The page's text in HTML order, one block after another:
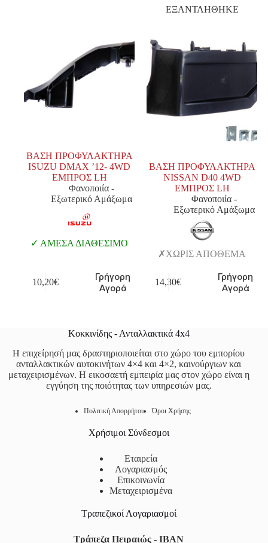
ΒΑΣΗ ΠΡΟΦΥΛΑΚΤΗΡΑ
ISUZU DMAX ’12- 4WD
ΕΜΠΡΟΣ LH
Φανοποιία -
Εξωτερικό Αμάξωμα
ΑΜΕΣΑ ΔΙΑΘΕΣΙΜΟ
10,20€
Γρήγορη
Αγορά
ΕΞΑΝΤΛΗΘΗΚΕ
ΒΑΣΗ ΠΡΟΦΥΛΑΚΤΗΡΑ
NISSAN D40 4WD
ΕΜΠΡΟΣ LH
Φανοποιία -
Εξωτερικό Αμάξωμα
ΧΩΡΙΣ ΑΠΟΘΕΜΑ
14,30€
Γρήγορη
Αγορά
Κοκκινίδης - Ανταλλακτικά 4x4
Η επιχείρησή μας δραστηριοποιείται στο χώρο του εμπορίου
ανταλλακτικών αυτοκινήτων 4×4 και 4×2, καινούργιων και
μεταχειρισμένων. Η εικοσαετή εμπειρία μας στον χώρο είναι η
εγγύηση της ποιότητας των υπηρεσιών μας.
Πολιτική Απορρήτου Όροι Χρήσης
Χρήσιμοι Σύνδεσμοι
Εταιρεία
Λογαριασμός
Επικοινωνία
Μεταχειρισμένα
Τραπεζικοί Λογαριασμοί
Τράπεζα Πειραιώς - IBAN